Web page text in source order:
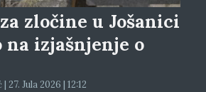
zločine u Jošanici
na izjašnjenje o
Jula 2026 | 12:12